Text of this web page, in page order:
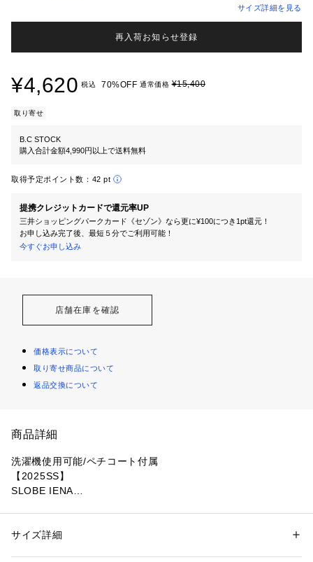
サイズ詳細を見る
再入荷お知らせ登録
¥4,620 税込 70%OFF 通常価格¥15,400
取り寄せ
B.C STOCK
購入合計金額4,990円以上で送料無料
取得予定ポイント数： 42 pt
提携クレジットカードで還元率UP
三井ショッピングパークカード《セゾン》なら更に¥100につき1pt還元！
お申し込み完了後、最短５分でご利用可能！
今すぐお申し込み
店舗在庫を確認
価格表示について
取り寄せ商品について
返品交換について
商品詳細
洗濯機使用可能/ペチコート付属
【2025SS】
SLOBE IENA
ぽこぽことした表面感がポイントの清涼感のある
性別：レディース
素材：本体:ポリエステル99%、ポリウレタン1% ペチコート:ポリエステ
サイズ詳細